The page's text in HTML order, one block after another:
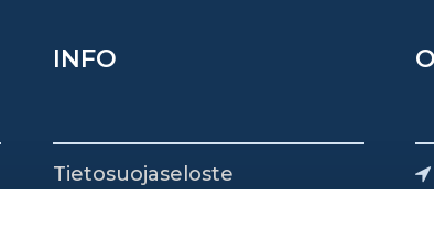
INFO
Tietosuojaseloste